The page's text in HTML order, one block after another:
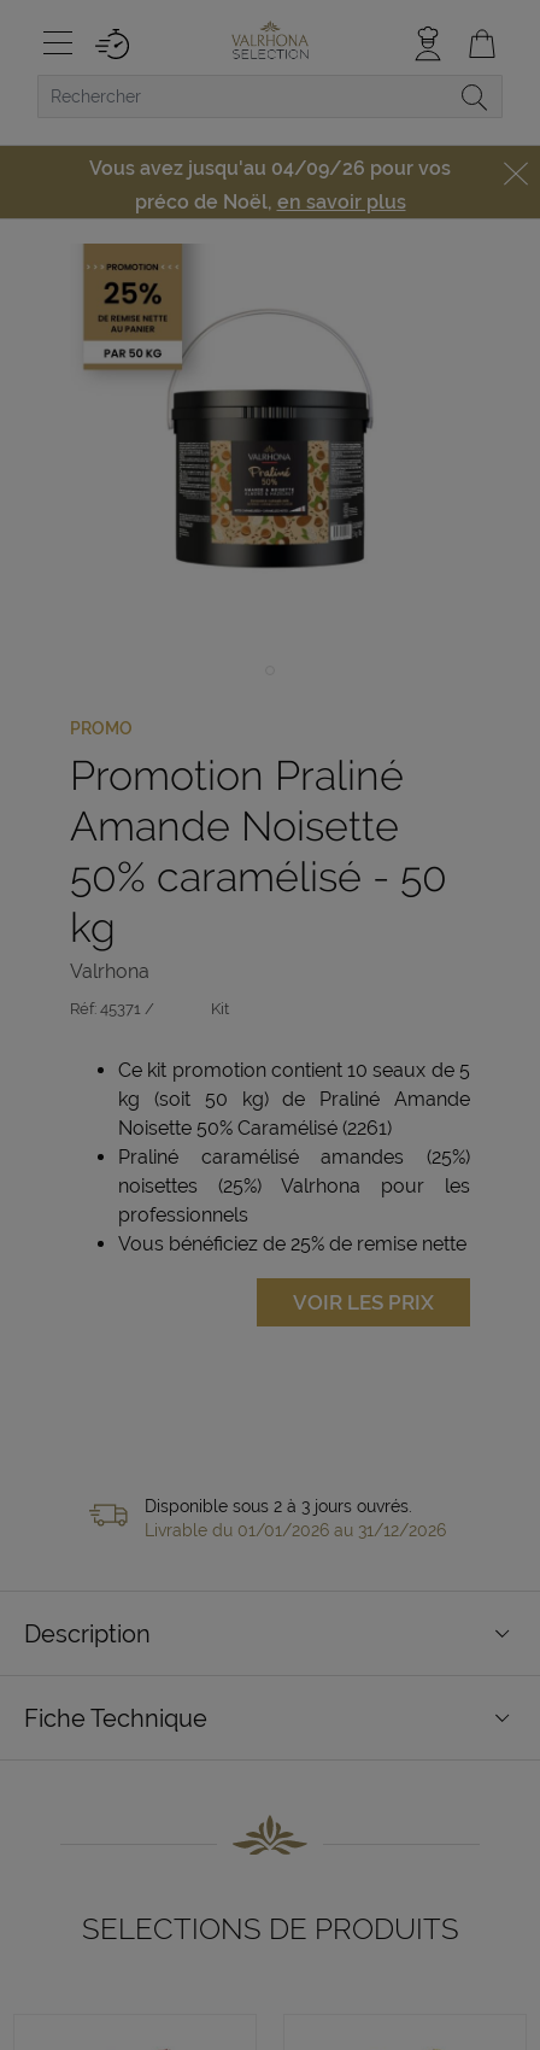
Vous avez jusqu'au 04/09/26 pour vos
préco de Noël, en savoir plus
PROMO
Promotion Praliné
Amande Noisette
50% caramélisé - 50
kg
Valrhona
Réf: 45371 / Kit
Ce kit promotion contient 10 seaux de 5
kg (soit 50 kg) de Praliné Amande
Noisette 50% Caramélisé (2261)
Praliné caramélisé amandes (25%)
noisettes (25%) Valrhona pour les
professionnels
Vous bénéficiez de 25% de remise nette
VOIR LES PRIX
Disponible sous 2 à 3 jours ouvrés.
Livrable du 01/01/2026 au 31/12/2026
Description
Fiche Technique
SELECTIONS DE PRODUITS